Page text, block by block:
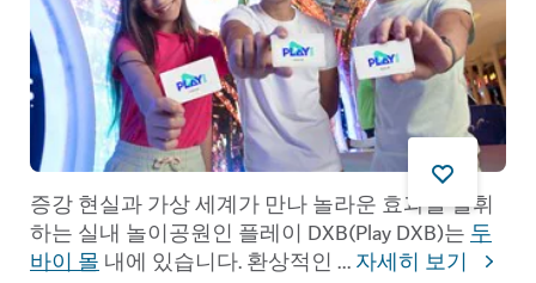
증강 현실과 가상 세계가 만나 놀라운 효과를 발휘
하는 실내 놀이공원인 플레이 DXB(Play DXB)는두
바이 몰내에 있습니다. 환상적인 ...자세히 보기